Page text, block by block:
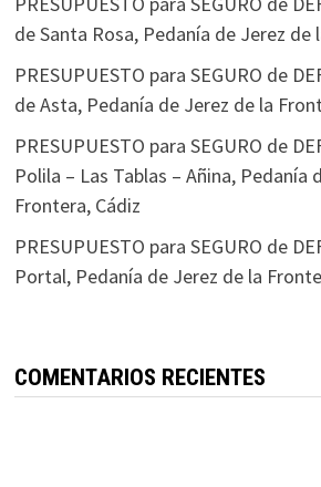
de Santa Rosa, Pedanía de Jerez de
PRESUPUESTO para SEGURO de
de Asta, Pedanía de Jerez de la
PRESUPUESTO para SEGURO de
Polila – Las Tablas – Añina, Pedanía
Frontera, Cádiz
PRESUPUESTO para SEGURO de
Portal, Pedanía de Jerez de la
COMENTARIOS RECIENTES